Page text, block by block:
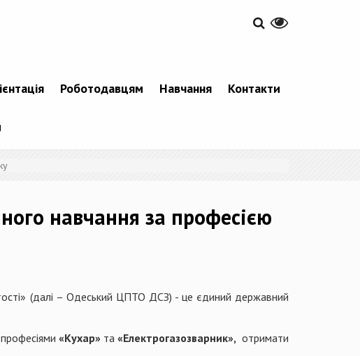
Роботодавцям Навчання Контакти
навчання за професією
(далі – Одеський ЦПТО ДСЗ) - це єдиний державний
«Кухар» та «Електрогазозварник», отримати